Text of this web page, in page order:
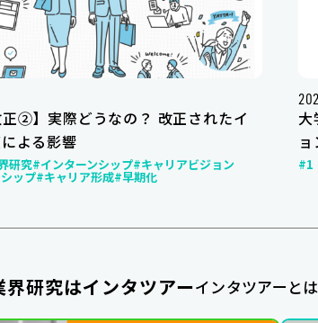
正②】実際どうなの？ 改正されたイ
よる影響
研究#インターンシップ#キャリアビジョン
ップ#キャリア形成#早期化
大
ョ
#1
界研究はインタツアーインタツアーと